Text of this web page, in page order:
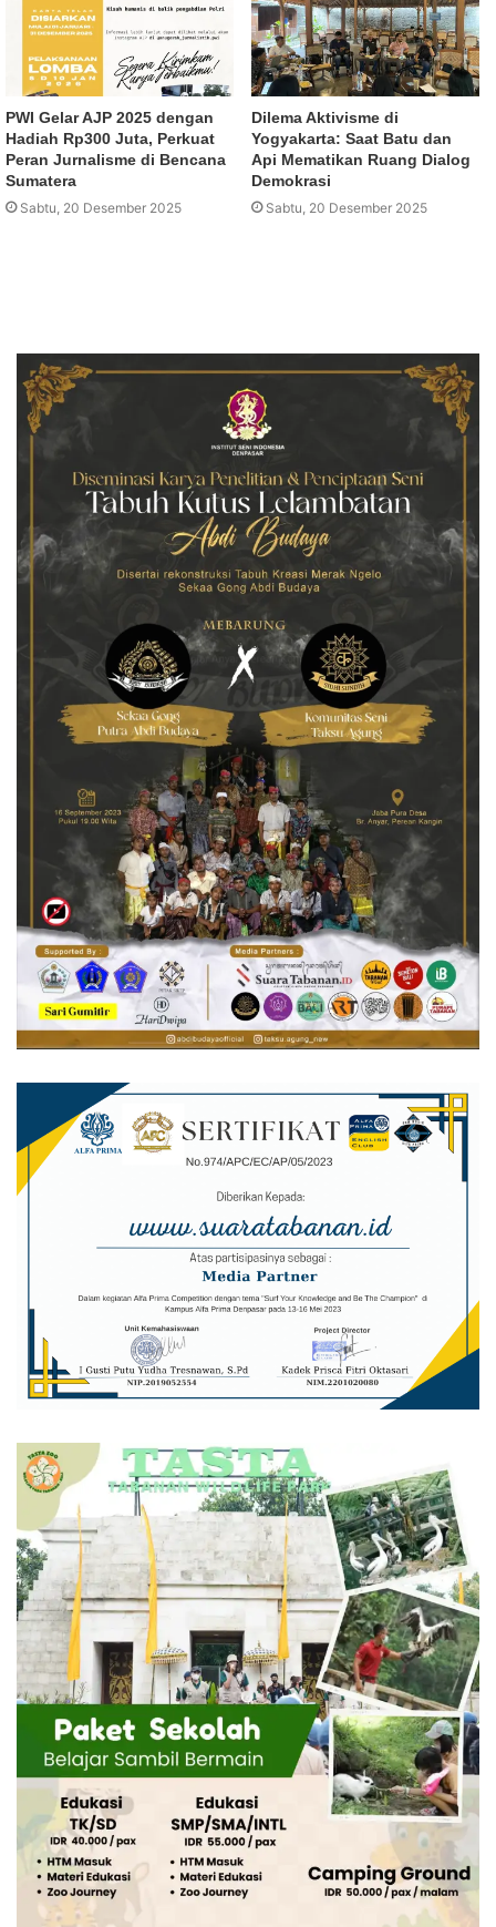
PWI Gelar AJP 2025 dengan
Hadiah Rp300 Juta, Perkuat
Peran Jurnalisme di Bencana
Sumatera
Sabtu, 20 Desember 2025
Dilema Aktivisme di
Yogyakarta: Saat Batu dan
Api Mematikan Ruang Dialog
Demokrasi
Sabtu, 20 Desember 2025